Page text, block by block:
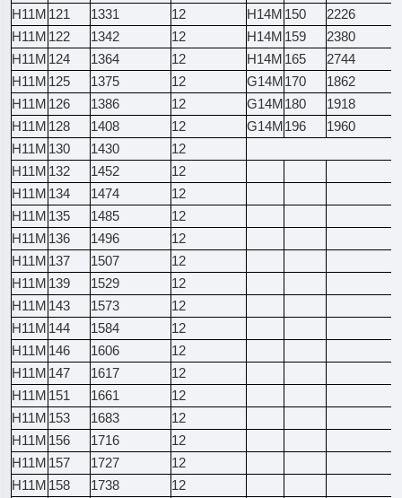
H11M 121 1331 12 H14M 150
2226
H11M 122 1342 12 H14M 159
2380
H11M 124 1364 12 H14M 165
2744
H11M 125 1375 12 G14M170
1862
H11M 126 1386 12 G14M180
1918
H11M 128 1408 12 G14M196
1960
H11M 130 1430
12
H11M 132 1452
12
H11M 134 1474
12
H11M 135 1485
12
H11M 136 1496
12
H11M 137 1507
12
H11M 139 1529
12
H11M 143 1573
12
H11M 144 1584
12
H11M 146 1606
12
H11M 147 1617
12
H11M 151 1661
12
H11M 153 1683
12
H11M 156 1716
12
H11M 157 1727
12
H11M 158 1738
12